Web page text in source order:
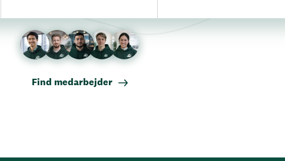
Find medarbejder